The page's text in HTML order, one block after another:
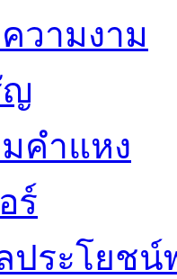
วามงาม
ญ
คำแหง
ร์
ระโยชน์